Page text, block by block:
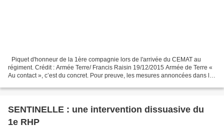
Piquet d'honneur de la 1ère compagnie lors de l'arrivée du CEMAT au
régiment. Crédit : Armée Terre/ Francis Raisin 19/12/2015 Armée de Terre «
Au contact », c’est du concret. Pour preuve, les mesures annoncées dans le
SENTINELLE : une intervention dissuasive du
1e RHP